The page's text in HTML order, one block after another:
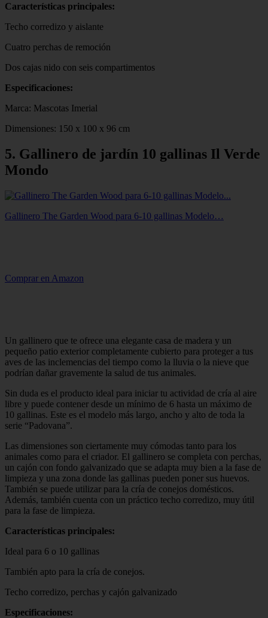
Características principales:
Techo corredizo y aislante
Cuatro perchas de remoción
Dos cajas nido con seis compartimentos
Especificaciones:
Marca: Mascotas Imerial
Dimensiones: 150 x 100 x 96 cm
5. Gallinero de jardín 10 gallinas Il Verde
Mondo
Gallinero The Garden Wood para 6-10 gallinas Modelo…
Comprar en Amazon
Un gallinero que te ofrece una elegante casa de madera y un
pequeño patio exterior completamente cubierto para proteger a tus
aves de las inclemencias del tiempo como la lluvia o la nieve que
podrían dañar gravemente la salud de tus animales.
Sin duda es el producto ideal para iniciar tu actividad de cría al aire
libre y puede contener desde un mínimo de 6 hasta un máximo de
10 gallinas. Este es el modelo más largo, ancho y alto de toda la
serie “Padovana”.
Las dimensiones son ciertamente muy cómodas tanto para los
animales como para el criador. El gallinero se completa con perchas,
un cajón con fondo galvanizado que se adapta muy bien a la fase de
limpieza y una zona donde las gallinas pueden poner sus huevos.
También se puede utilizar para la cría de conejos domésticos.
Además, también cuenta con un práctico techo corredizo, muy útil
para la fase de limpieza.
Características principales:
Ideal para 6 o 10 gallinas
También apto para la cría de conejos.
Techo corredizo, perchas y cajón galvanizado
Especificaciones: